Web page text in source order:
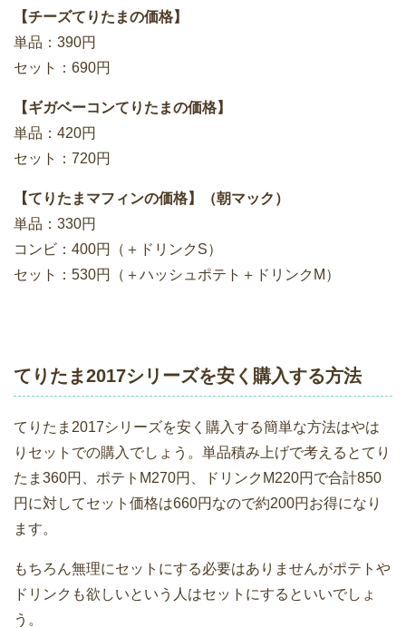
【チーズてりたまの価格】
単品：390円
セット：690円
【ギガベーコンてりたまの価格】
単品：420円
セット：720円
【てりたまマフィンの価格】（朝マック）
単品：330円
コンビ：400円（＋ドリンクS）
セット：530円（＋ハッシュポテト＋ドリンクM）
てりたま2017シリーズを安く購入する方法
てりたま2017シリーズを安く購入する簡単な方法はやは
りセットでの購入でしょう。単品積み上げで考えるとてり
たま360円、ポテトM270円、ドリンクM220円で合計850
円に対してセット価格は660円なので約200円お得になり
ます。
もちろん無理にセットにする必要はありませんがポテトや
ドリンクも欲しいという人はセットにするといいでしょ
う。